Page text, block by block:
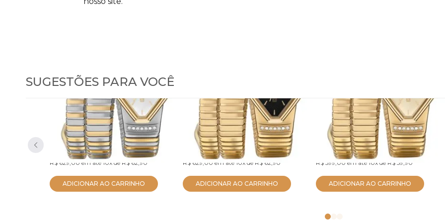
SUGESTÕES PARA VOCÊ
Relógio Euro Feminino
Serpentes Bicolor
EU2035ZDL/5K
R$ 597,55no PIX
R$ 629,00 em até 10x de R$ 62,90
ADICIONAR AO CARRINHO
Relógio Euro Feminino
Serpentes Dourado
EU2035ZDM/5P
R$ 597,55no PIX
R$ 629,00 em até 10x de R$ 62,90
ADICIONAR AO CARRINHO
Relógio Euro Feminino
Serpentes Dourado
EU2035ZDM/5D
R$ 569,05no PIX
R$ 599,00 em até 10x de R$ 59,90
ADICIONAR AO CARRINHO